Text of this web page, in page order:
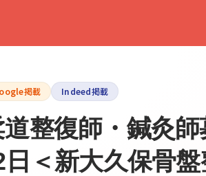
掲載 Indeed掲載
道整復師・鍼灸
＜新大久保骨盤